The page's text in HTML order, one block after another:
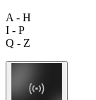
A - H
I - P
Q - Z